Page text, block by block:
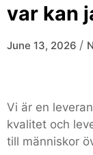
var kan
June 13, 2026 /
Vi är en
kvalitet och
till människor